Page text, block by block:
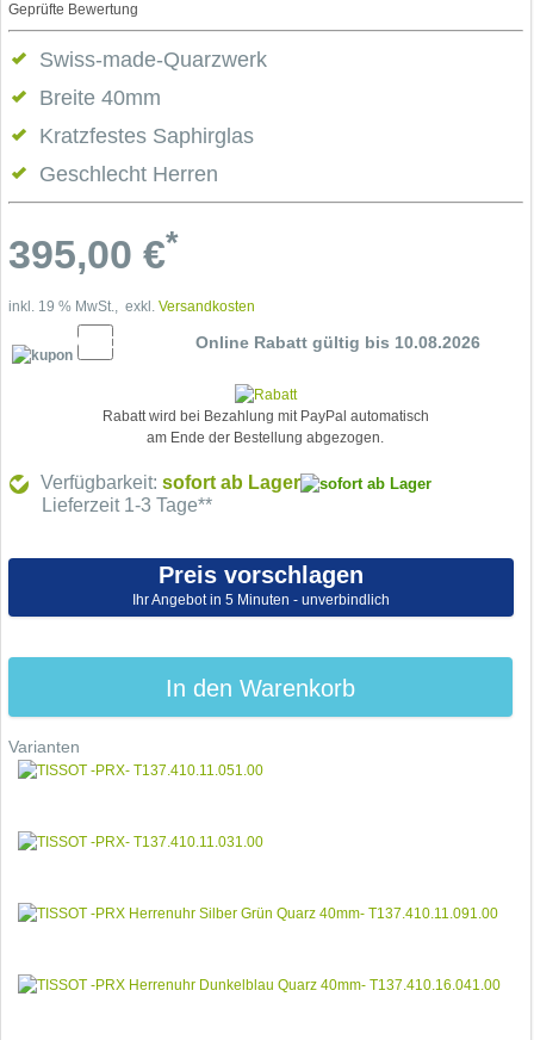
Geprüfte Bewertung
Swiss-made-Quarzwerk
Breite 40mm
Kratzfestes Saphirglas
Geschlecht Herren
395,00 €*
inkl. 19 % MwSt., exkl. Versandkosten
10% Cupon Online Rabatt gültig bis 10.08.2026
Rabatt wird bei Bezahlung mit PayPal automatisch
am Ende der Bestellung abgezogen.
Verfügbarkeit: sofort ab Lager
Lieferzeit 1-3 Tage**
Preis vorschlagen
Ihr Angebot in 5 Minuten - unverbindlich
In den Warenkorb
Varianten